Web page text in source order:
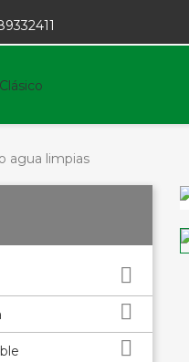
agua limpias


